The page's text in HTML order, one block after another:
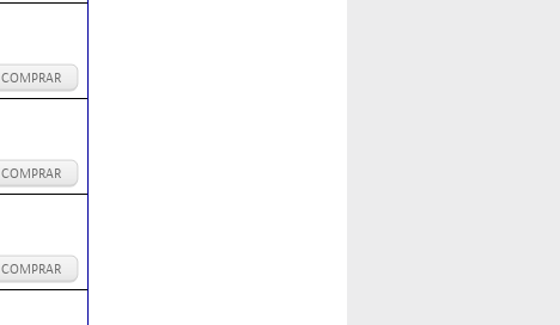
COMPRAR
COMPRAR
COMPRAR